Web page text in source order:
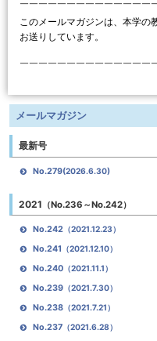
￣￣￣￣￣￣￣￣￣￣￣￣￣￣
このメールマガジンは、本学の
お送りしています。
￣￣￣￣￣￣￣￣￣￣￣￣￣￣
メールマガジン
最新号
No.279(2026.6.30)
2021 （No.236～No.242）
No.242 （2021.12.23）
No.241 （2021.12.10）
No.240（2021.11.1）
No.239（2021.7.30）
No.238（2021.7.21）
No.237（2021.6.28）